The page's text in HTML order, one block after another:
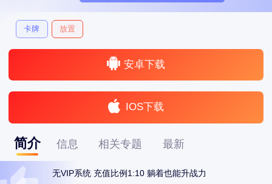
卡牌 放置
安卓下载
IOS下载
简介 信息 相关专题 最新
无VIP系统 充值比例1:10 躺着也能升战力